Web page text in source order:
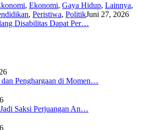
, Ekonomi, Gaya Hidup, Lainnya,
, Peristiwa, PolitikJuni 27, 2026
Disabilitas Dapat Per…
dan Penghargaan di Momen…
Saksi Perjuangan An…